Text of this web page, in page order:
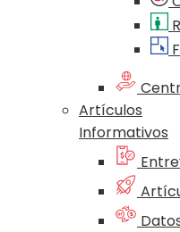
Artículos
Informativos